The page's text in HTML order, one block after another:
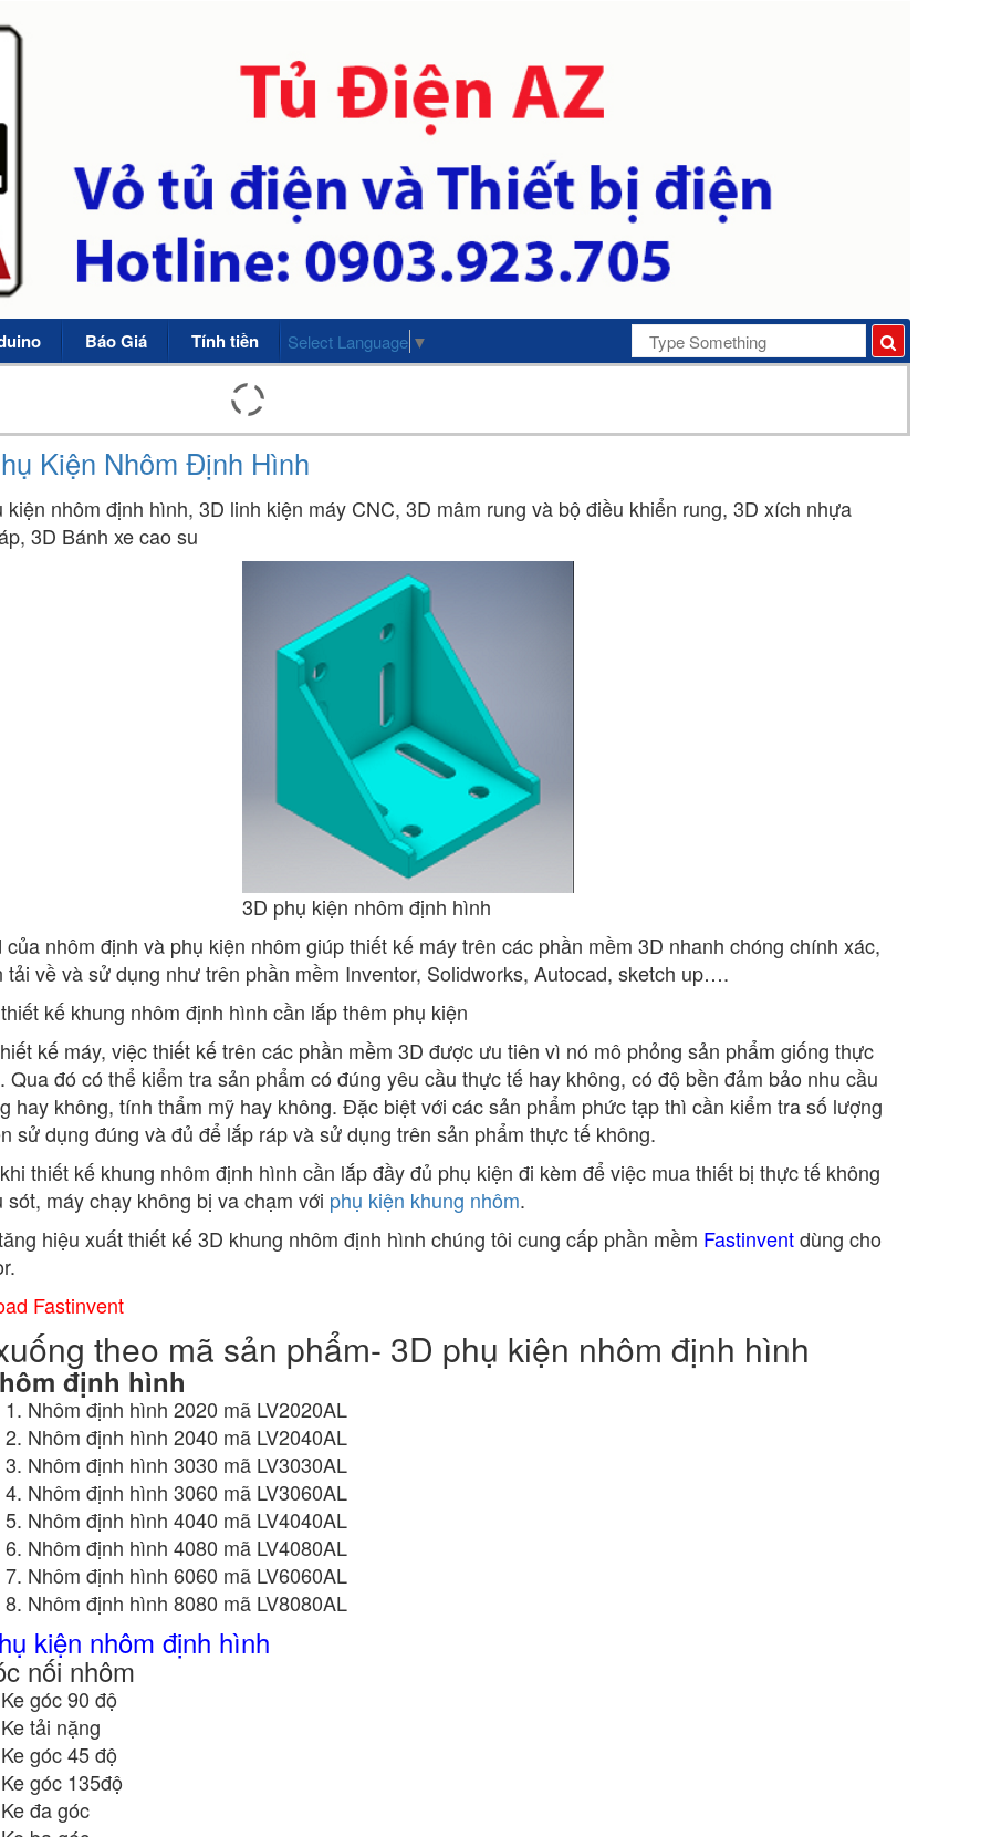
Báo Giá Tính tiền
Search
for:
Select Language ▼
Kiện Nhôm Định Hình
kiện nhôm định hình, 3D linh kiện máy CNC, 3D mâm rung và bộ điều khiển rung, 3D xích nhựa
3D Bánh xe cao su
3D phụ kiện nhôm định hình
của nhôm định và phụ kiện nhôm giúp thiết kế máy trên các phần mềm 3D nhanh chóng chính xác,
tải về và sử dụng như trên phần mềm Inventor, Solidworks, Autocad, sketch up….
kế khung nhôm định hình cần lắp thêm phụ kiện
kế máy, việc thiết kế trên các phần mềm 3D được ưu tiên vì nó mô phỏng sản phẩm giống thực
Qua đó có thể kiểm tra sản phẩm có đúng yêu cầu thực tế hay không, có độ bền đảm bảo nhu cầu
hay không, tính thẩm mỹ hay không. Đặc biệt với các sản phẩm phức tạp thì cần kiểm tra số lượng
sử dụng đúng và đủ để lắp ráp và sử dụng trên sản phẩm thực tế không.
thiết kế khung nhôm định hình cần lắp đầy đủ phụ kiện đi kèm để việc mua thiết bị thực tế không
sót, máy chạy không bị va chạm với phụ kiện khung nhôm.
hiệu xuất thiết kế 3D khung nhôm định hình chúng tôi cung cấp phần mềm Fastinventdùng cho
Fastinvent
theo mã sản phẩm- 3D phụ kiện nhôm định hình
định hình
Nhôm định hình 2020 mã LV2020AL
Nhôm định hình 2040 mã LV2040AL
Nhôm định hình 3030 mã LV3030AL
Nhôm định hình 3060 mã LV3060AL
Nhôm định hình 4040 mã LV4040AL
Nhôm định hình 4080 mã LV4080AL
Nhôm định hình 6060 mã LV6060AL
Nhôm định hình 8080 mã LV8080AL
kiện nhôm định hình
nối nhôm
Ke góc 90 độ
Ke tải nặng
Ke góc 45 độ
Ke góc 135độ
Ke đa góc